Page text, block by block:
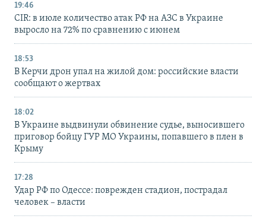
19:46
CIR: в июле количество атак РФ на АЗС в Украине
выросло на 72% по сравнению с июнем
18:53
В Керчи дрон упал на жилой дом: российские власти
сообщают о жертвах
18:02
В Украине выдвинули обвинение судье, выносившего
приговор бойцу ГУР МО Украины, попавшего в плен в
Крыму
17:28
Удар РФ по Одессе: поврежден стадион, пострадал
человек – власти